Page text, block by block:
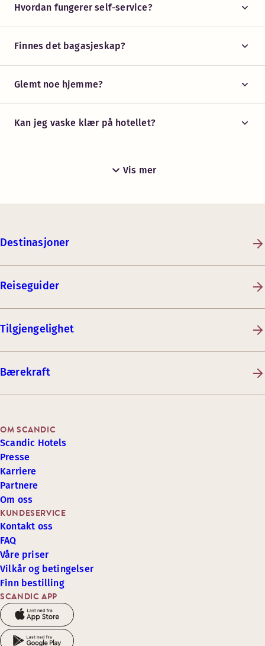
Hvordan fungerer self-service?
Finnes det bagasjeskap?
Glemt noe hjemme?
Kan jeg vaske klær på hotellet?
Vis mer
Destinasjoner
Reiseguider
Tilgjengelighet
Bærekraft
SCANDIC APP
KUNDESERVICE
Kontakt oss
FAQ
Våre priser
Vilkår og betingelser
Finn bestilling
OM SCANDIC
Scandic Hotels
Presse
Karriere
Partnere
Om oss